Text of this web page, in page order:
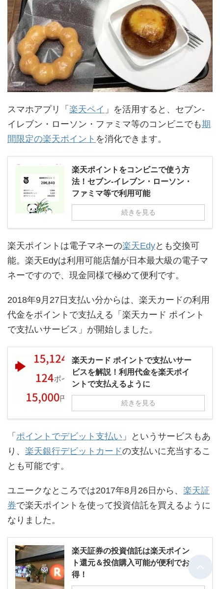
スマホアプリ「 楽天ペイ 」を活用すると、セブン-
イレブン・ローソン・ファミマ等のコンビニでも期
間限定の楽天ポイント を消化できます。
楽天ポイントをコンビニで使う方
法！セブン-イレブン・ローソン・
ファミマ等で利用可能
続きを見る
楽天ポイントは電子マネーの楽天Edyとも交換可
能。楽天Edyは利用可能店舗が日本最大級の電子マ
ネーですので、現金同様で極めて便利です。
2018年9月27日支払い分からは、楽天カードの利用
代金をポイントで支払える「楽天カード ポイント
で支払いサービス」が開始しました。
楽天カード ポイントで支払いサー
ビスを解説！利用代金を楽天ポイ
ントで支払えるように
続きを見る
「 ポイントでデビット支払い 」というサービスもあ
り、 楽天銀行デビットカードの支払いに充当するこ
とも可能です。
ユニークなところでは2017年8月26日から、 楽天証
券で楽天ポイントを使って投資信託を買えるように
なりました。
楽天証券の投資信託は楽天ポイン
ト還元＆投信購入可能が便利でお
得！